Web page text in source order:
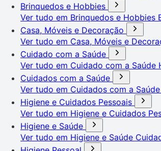
Brinquedos e Hobbies
Ver tudo em Brinquedos e Hobbies
Casa, Móveis e Decoração
Ver tudo em Casa, Móveis e
Cuidado com a Saúde
Ver tudo em Cuidado com a Saúde
Cuidados com a Saúde
Ver tudo em Cuidados com a Saúde
Higiene e Cuidados Pessoais
Ver tudo em Higiene e Cuidados
Higiene e Saúde
Ver tudo em Higiene e Saúde